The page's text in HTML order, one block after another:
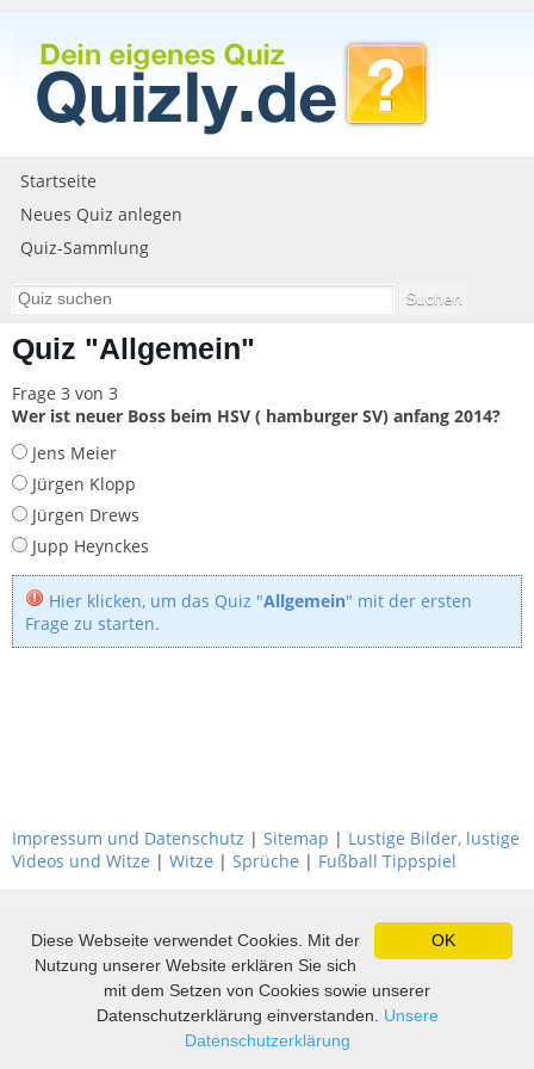
Startseite
Neues Quiz anlegen
Quiz-Sammlung
Quiz "Allgemein"
Frage 3 von 3
Wer ist neuer Boss beim HSV ( hamburger SV) anfang 2014?
Jens Meier
Jürgen Klopp
Jürgen Drews
Jupp Heynckes
Hier klicken, um das Quiz "Allgemein" mit der ersten
Frage zu starten.
Impressum und Datenschutz | Sitemap | Lustige Bilder, lustige
Videos und Witze | Witze | Sprüche | Fußball Tippspiel
OK
Diese Webseite verwendet Cookies. Mit der
Nutzung unserer Website erklären Sie sich
mit dem Setzen von Cookies sowie unserer
Datenschutzerklärung einverstanden. Unsere
Datenschutzerklärung